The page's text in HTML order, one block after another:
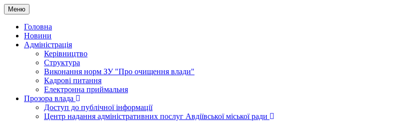
Меню
Головна
Новини
Адміністрація
Керівництво
Структура
Виконання норм ЗУ "Про очищення влади"
Кадрові питання
Електронна приймальня
Прозора влада
Доступ до публічної інформації
Центр надання адміністративних послуг Авдіївської міської ради